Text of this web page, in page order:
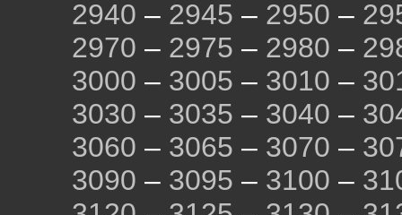
2940 – 2945 – 2950 –
2970 – 2975 – 2980 –
3000 – 3005 – 3010 –
3030 – 3035 – 3040 –
3060 – 3065 – 3070 –
3090 – 3095 – 3100 –